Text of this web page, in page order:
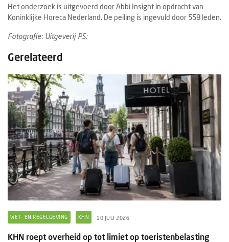
Het onderzoek is uitgevoerd door Abbi Insight in opdracht van
Koninklijke Horeca Nederland. De peiling is ingevuld door 558 leden.
Fotografie: Uitgeverij PS:
Gerelateerd
WET- EN REGELGEVING KHN 10 JULI 2026
KHN roept overheid op tot limiet op toeristenbelasting